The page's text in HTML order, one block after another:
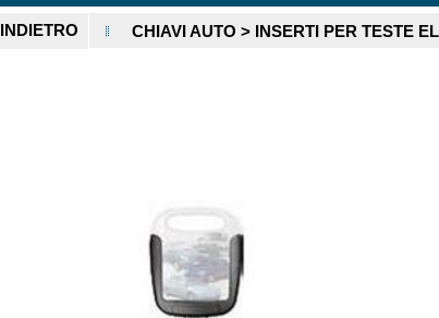
INDIETRO CHIAVI AUTO > INSERTI PER TESTE